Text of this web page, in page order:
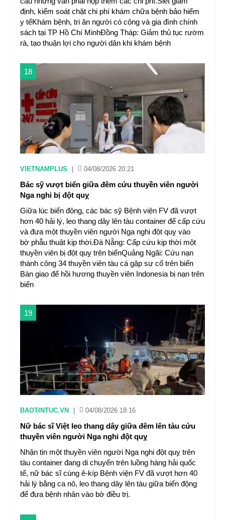
định, kiểm soát chặt chi phí khám chữa bệnh bảo hiểm
y tếKhám bệnh, tri ân người có công và gia đình chính
sách​ tại TP Hồ Chí MinhĐồng Tháp: Giảm thủ tục rườm
rà, tạo thuận lợi cho người dân khi khám bệnh
18
VIETNAMPLUS 04/08/2026 20:21
Bác sỹ vượt biển giữa đêm cứu thuyền viên người
Nga nghi bị đột quỵ
Giữa lúc biển động, các bác sỹ Bệnh viện FV đã vượt
hơn 40 hải lý, leo thang dây lên tàu container để cấp cứu
và đưa một thuyền viên người Nga nghi đột quỵ vào
bờ phẫu thuật kịp thời.Đà Nẵng: Cấp cứu kịp thời một
thuyền viên bị đột quỵ trên biểnQuảng Ngãi: Cứu nạn
thành công 34 thuyền viên tàu cá gặp sự cố trên biển
Bàn giao để hồi hương thuyền viên Indonesia bị nạn trên
biển
19
BAOTINTUC.VN 04/08/2026 18:16
Nữ bác sĩ Việt leo thang dây giữa đêm lên tàu cứu
thuyền viên người Nga nghi đột quỵ
Nhận tin một thuyền viên người Nga nghi đột quỵ trên
tàu container đang di chuyển trên luồng hàng hải quốc
tế, nữ bác sĩ cùng ê-kíp Bệnh viện FV đã vượt hơn 40
hải lý bằng ca nô, leo thang dây lên tàu giữa biển động
để đưa bệnh nhân vào bờ điều trị.